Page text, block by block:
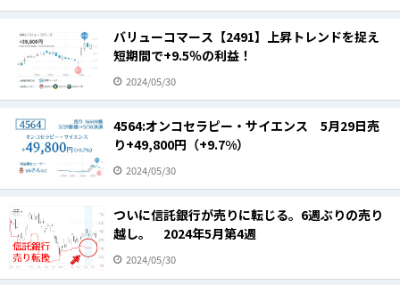
バリューコマース【2491】上昇トレンドを捉え
短期間で+9.5％の利益！
2024/05/30
4564:オンコセラピー・サイエンス 5月29日売
り+49,800円（+9.7%）
2024/05/30
ついに信託銀行が売りに転じる。6週ぶりの売り
越し。 2024年5月第4週
2024/05/30